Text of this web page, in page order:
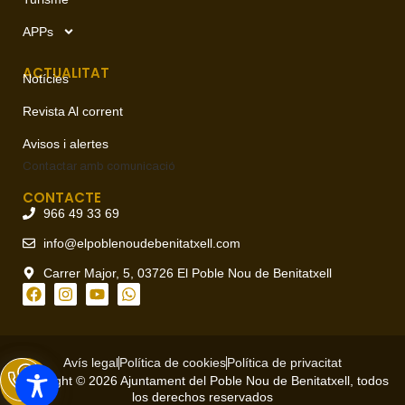
APPs
ACTUALITAT
Notícies
Revista Al corrent
Avisos i alertes
Contactar amb comunicació
CONTACTE
966 49 33 69
info@elpoblenoudebenitatxell.com
Carrer Major, 5, 03726 El Poble Nou de Benitatxell
Avís legalPolítica de cookiesPolítica de privacitat
Copyright © 2026 Ajuntament del Poble Nou de Benitatxell, todos
los derechos reservados